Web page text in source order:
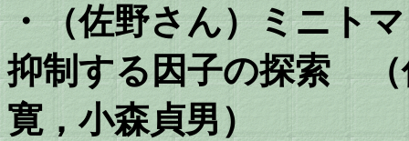
・（佐野さん）ミニト
抑制する因子の探索 （
寛，小森貞男）